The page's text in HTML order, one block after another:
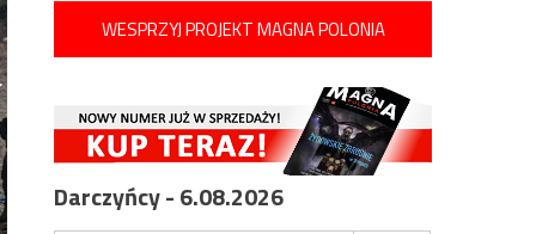
WESPRZYJ PROJEKT MAGNA POLONIA
Darczyńcy - 6.08.2026